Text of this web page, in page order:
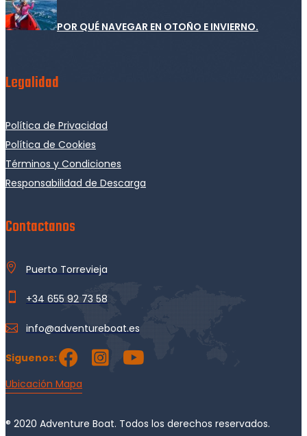
POR QUÉ NAVEGAR EN OTOÑO E INVIERNO.
Legalidad
Política de Privacidad
Política de Cookies
Términos y Condiciones
Responsabilidad de Descarga
Contactanos
Puerto Torrevieja
+34 655 92 73 58
info@adventureboat.es
Siguenos:
Ubicación Mapa
® 2020 Adventure Boat. Todos los derechos reservados.